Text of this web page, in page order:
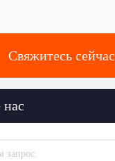
Свяжитесь сейчас